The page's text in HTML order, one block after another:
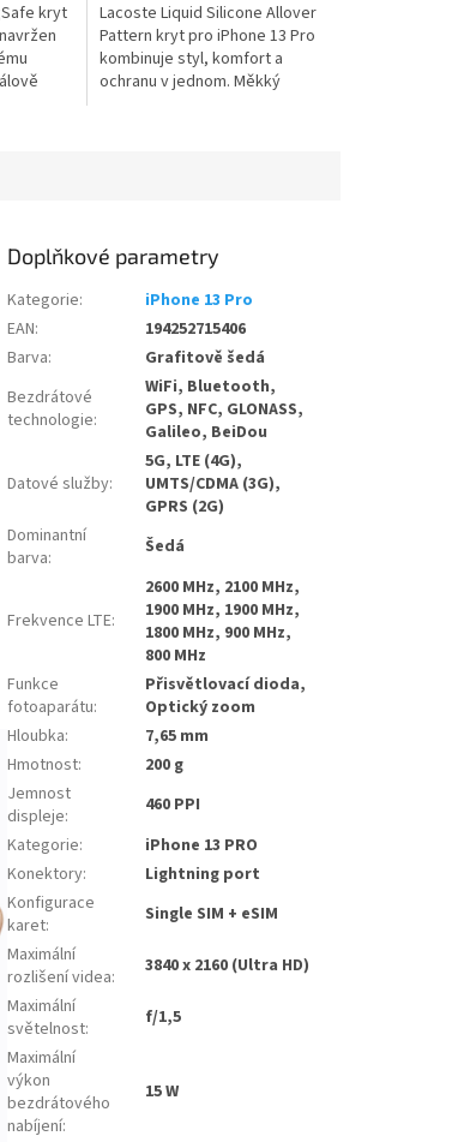
kryt
Lacoste Liquid Silicone Allover
Pattern kryt pro iPhone 13 Pro
kombinuje styl, komfort a
ochranu v jednom. Měkký
Doplňkové parametry
Kategorie:
iPhone 13 Pro
EAN:
194252715406
Barva:
Grafitově šedá
Bezdrátové
technologie:
WiFi, Bluetooth,
GPS, NFC, GLONASS,
Galileo, BeiDou
Datové služby:
5G, LTE (4G),
UMTS/CDMA (3G),
GPRS (2G)
Dominantní
barva: Šedá
Frekvence LTE:
2600 MHz, 2100 MHz,
1900 MHz, 1900 MHz,
1800 MHz, 900 MHz,
800 MHz
Funkce
fotoaparátu:
Přisvětlovací dioda,
Optický zoom
Hloubka:
7,65 mm
Hmotnost:
200 g
Jemnost
displeje:
460 PPI
Kategorie:
iPhone 13 PRO
Konektory:
Lightning port
Konfigurace
karet:
Single SIM + eSIM
Maximální
rozlišení videa:
3840 x 2160 (Ultra HD)
Maximální
světelnost:
f/1,5
Maximální
výkon
bezdrátového
nabíjení:
15 W